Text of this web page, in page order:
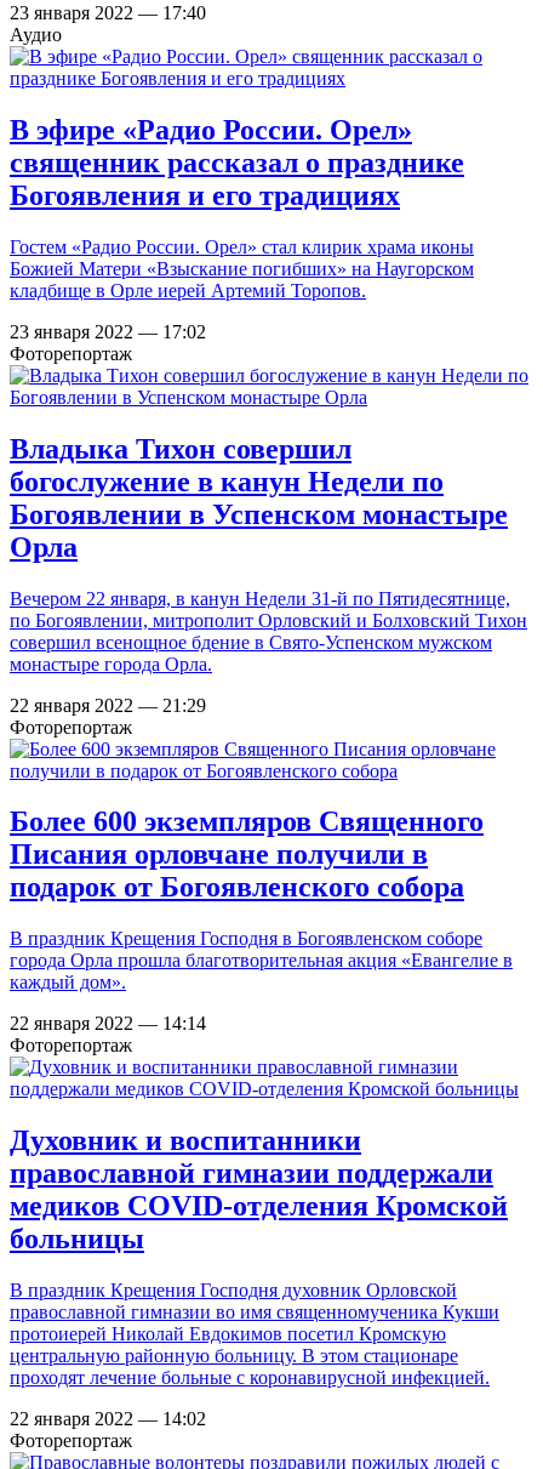
23 января 2022 — 17:40
Аудио
В эфире «Радио России. Орел»
священник рассказал о празднике
Богоявления и его традициях
Гостем «Радио России. Орел» стал клирик храма иконы
Божией Матери «Взыскание погибших» на Наугорском
кладбище в Орле иерей Артемий Торопов.
23 января 2022 — 17:02
Фоторепортаж
Владыка Тихон совершил
богослужение в канун Недели по
Богоявлении в Успенском монастыре
Орла
Вечером 22 января, в канун Недели 31-й по Пятидесятнице,
по Богоявлении, митрополит Орловский и Болховский Тихон
совершил всенощное бдение в Свято-Успенском мужском
монастыре города Орла.
22 января 2022 — 21:29
Фоторепортаж
Более 600 экземпляров Священного
Писания орловчане получили в
подарок от Богоявленского собора
В праздник Крещения Господня в Богоявленском соборе
города Орла прошла благотворительная акция «Евангелие в
каждый дом».
22 января 2022 — 14:14
Фоторепортаж
Духовник и воспитанники
православной гимназии поддержали
медиков COVID-отделения Кромской
больницы
В праздник Крещения Господня духовник Орловской
православной гимназии во имя священномученика Кукши
протоиерей Николай Евдокимов посетил Кромскую
центральную районную больницу. В этом стационаре
проходят лечение больные с коронавирусной инфекцией.
22 января 2022 — 14:02
Фоторепортаж